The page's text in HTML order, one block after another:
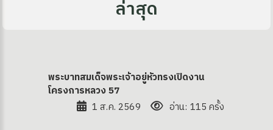
ล่าสุด
พระบาทสมเด็จพระเจ้าอยู่หัวทรงเปิดงาน
โครงการหลวง 57
1 ส.ค. 2569
อ่าน: 115 ครั้ง